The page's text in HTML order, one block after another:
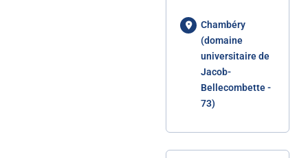
Chambéry
(domaine
universitaire de
Jacob-
Bellecombette -
73)